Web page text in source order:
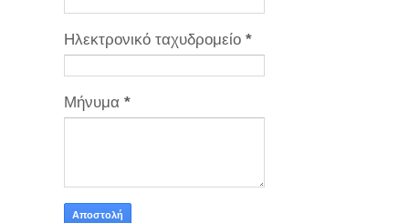
Ηλεκτρονικό ταχυδρομείο *
Μήνυμα *